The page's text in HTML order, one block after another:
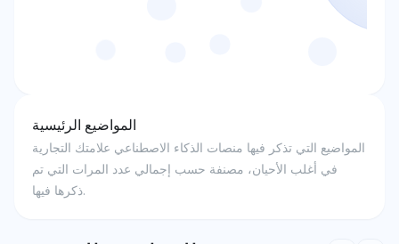
المواضيع الرئيسية
المواضيع التي تذكر فيها منصات الذكاء الاصطناعي علامتك التجارية
في أغلب الأحيان، مصنفة حسب إجمالي عدد المرات التي تم
ذكرها فيها.